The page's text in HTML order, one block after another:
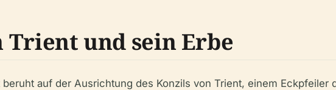
Trient und sein Erbe
auf der Ausrichtung des Konzils von Trient, einem